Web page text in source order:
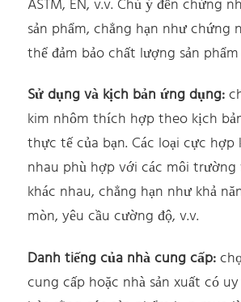
ASTM, EN, v.v. Chú ý đến chứng
sản phẩm, chẳng hạn như chứng
thể đảm bảo chất lượng sản
Sử dụng và kịch bản ứng dụng:
kim nhôm thích hợp theo kịch
thực tế của bạn. Các loại cực hợp
nhau phù hợp với các môi trường
khác nhau, chẳng hạn như khả
mòn, yêu cầu cường độ, v.v.
Danh tiếng của nhà cung cấp:
cung cấp hoặc nhà sản xuất có